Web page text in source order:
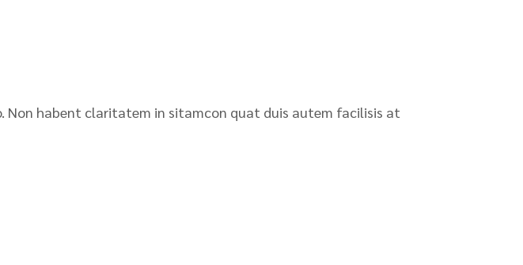
Non habent claritatem in sitamcon quat duis autem facilisis at